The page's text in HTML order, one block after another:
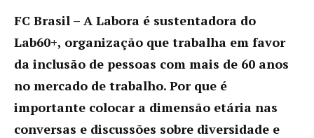
FC Brasil – A Labora é sustentadora do
Lab60+, organização que trabalha em favor
da inclusão de pessoas com mais de 60 anos
no mercado de trabalho. Por que é
importante colocar a dimensão etária nas
conversas e discussões sobre diversidade e